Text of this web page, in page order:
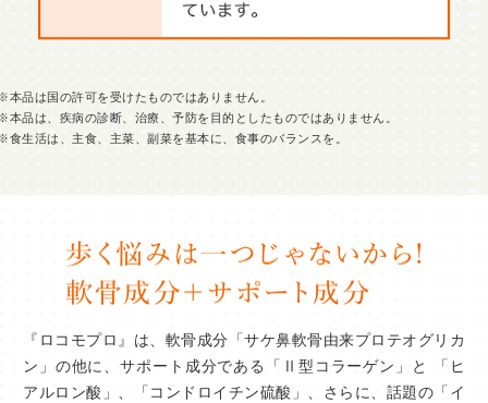
本品は国の許可を受けたものではありません。
本品は、疾病の診断、治療、予防を目的としたものではありません。
食生活は、主食、主菜、副菜を基本に、食事のバランスを。
『ロコモプロ』は、軟骨成分「サケ鼻軟骨由来プロテオグリカ
ン」の他に、サポート成分である「 Ⅱ 型コラーゲン」と
「ヒ
アルロン酸」、「コンドロイチン硫酸」、さらに、話題の「イ